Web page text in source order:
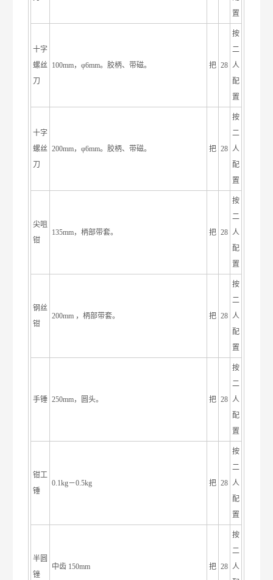
置
十字
螺丝
刀
100mm，φ6mm。胶柄、带磁。 把 28
按
二
人
配
置
十字
螺丝
刀
200mm，φ6mm。胶柄、带磁。 把 28
按
二
人
配
置
尖咀
钳
135mm，柄部带套。 把 28
按
二
人
配
置
钢丝
钳
200mm ，柄部带套。 把 28
按
二
人
配
置
手锤 250mm，圆头。 把 28
按
二
人
配
置
钳工
锤
0.1kg－0.5kg 把 28
按
二
人
配
置
半圆
锉
中齿 150mm 把 28
按
二
人